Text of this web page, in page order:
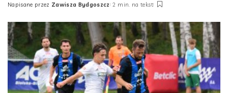
Posted
Napisane przez Zawisza Bydgoszcz 2 min. na tekst